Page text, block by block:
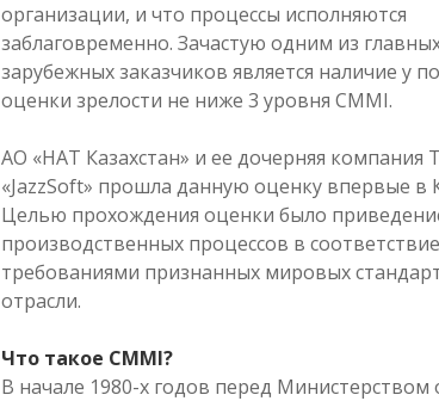
организации, и что процессы исполняются
заблаговременно. Зачастую одним из
зарубежных заказчиков является наличие у
оценки зрелости не ниже 3 уровня CMMI.
АО «НАТ Казахстан» и ее дочерняя компания
«JazzSoft» прошла данную оценку впервые в
Целью прохождения оценки было
производственных процессов в
требованиями признанных мировых
отрасли.
Что такое CMMI?
В начале 1980-х годов перед